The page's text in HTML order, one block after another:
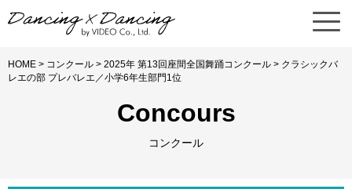
HOME > コンクール > 2025年 第13回座間全国舞踊コンクール > クラシックバ
レエの部 プレバレエ／小学6年生部門1位
Concours
コンクール